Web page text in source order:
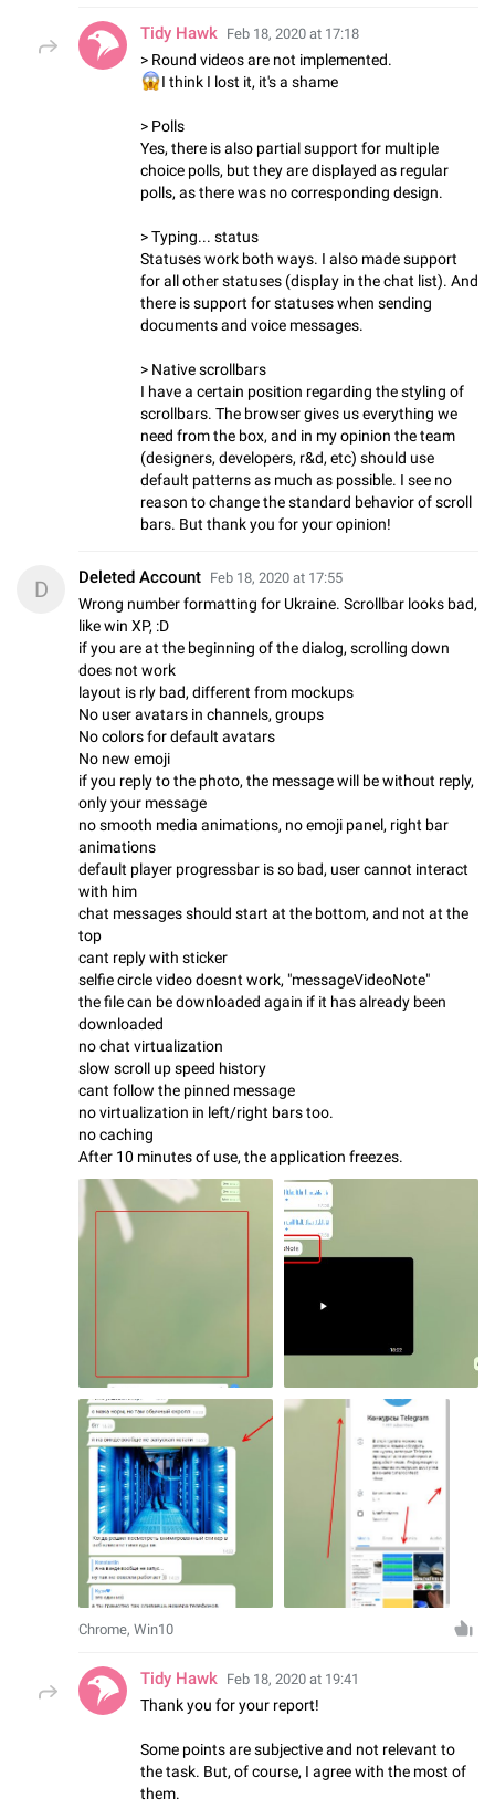
Tidy Hawk Feb 18, 2020 at 17:18
> Round videos are not implemented.
I think I lost it, it's a shame
> Polls
Yes, there is also partial support for multiple
choice polls, but they are displayed as regular
polls, as there was no corresponding design.
> Typing... status
Statuses work both ways. I also made support
for all other statuses (display in the chat list). And
there is support for statuses when sending
documents and voice messages.
> Native scrollbars
I have a certain position regarding the styling of
scrollbars. The browser gives us everything we
need from the box, and in my opinion the team
(designers, developers, r&d, etc) should use
default patterns as much as possible. I see no
reason to change the standard behavior of scroll
bars. But thank you for your opinion!
D Deleted Account Feb 18, 2020 at 17:55
Wrong number formatting for Ukraine. Scrollbar looks bad,
like win XP, :D
if you are at the beginning of the dialog, scrolling down
does not work
layout is rly bad, different from mockups
No user avatars in channels, groups
No colors for default avatars
No new emoji
if you reply to the photo, the message will be without reply,
only your message
no smooth media animations, no emoji panel, right bar
animations
default player progressbar is so bad, user cannot interact
with him
chat messages should start at the bottom, and not at the
top
cant reply with sticker
selfie circle video doesnt work, "messageVideoNote"
the file can be downloaded again if it has already been
downloaded
no chat virtualization
slow scroll up speed history
cant follow the pinned message
no virtualization in left/right bars too.
no caching
After 10 minutes of use, the application freezes.
Chrome, Win10
Tidy Hawk Feb 18, 2020 at 19:41
Thank you for your report!
Some points are subjective and not relevant to
the task. But, of course, I agree with the most of
them.